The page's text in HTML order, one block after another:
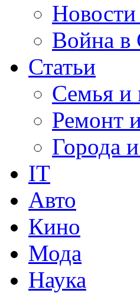
Война в
Статьи
Семья и
Ремонт
Города
IT
Авто
Кино
Мода
Наука